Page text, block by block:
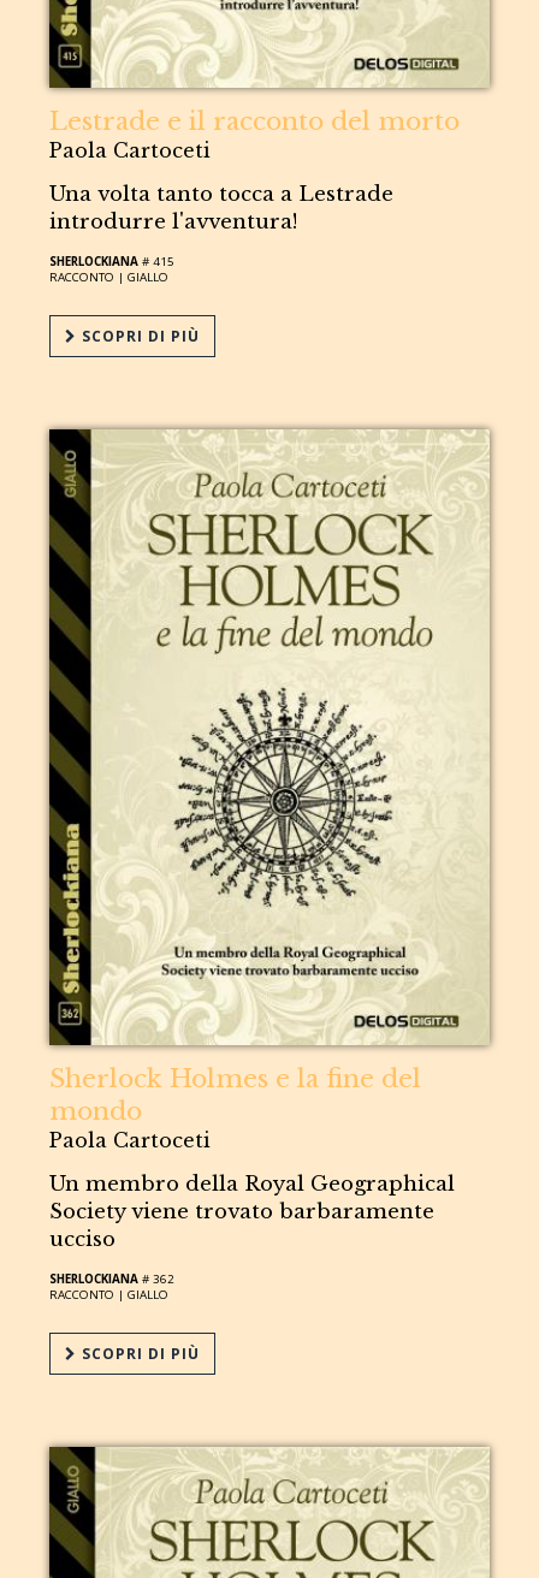
Lestrade e il racconto del morto
Paola Cartoceti
Una volta tanto tocca a Lestrade
introdurre l'avventura!
SHERLOCKIANA # 415
RACCONTO |GIALLO
SCOPRI DI PIÙ
Sherlock Holmes e la fine del
mondo
Paola Cartoceti
Un membro della Royal Geographical
Society viene trovato barbaramente
ucciso
SHERLOCKIANA # 362
RACCONTO |GIALLO
SCOPRI DI PIÙ